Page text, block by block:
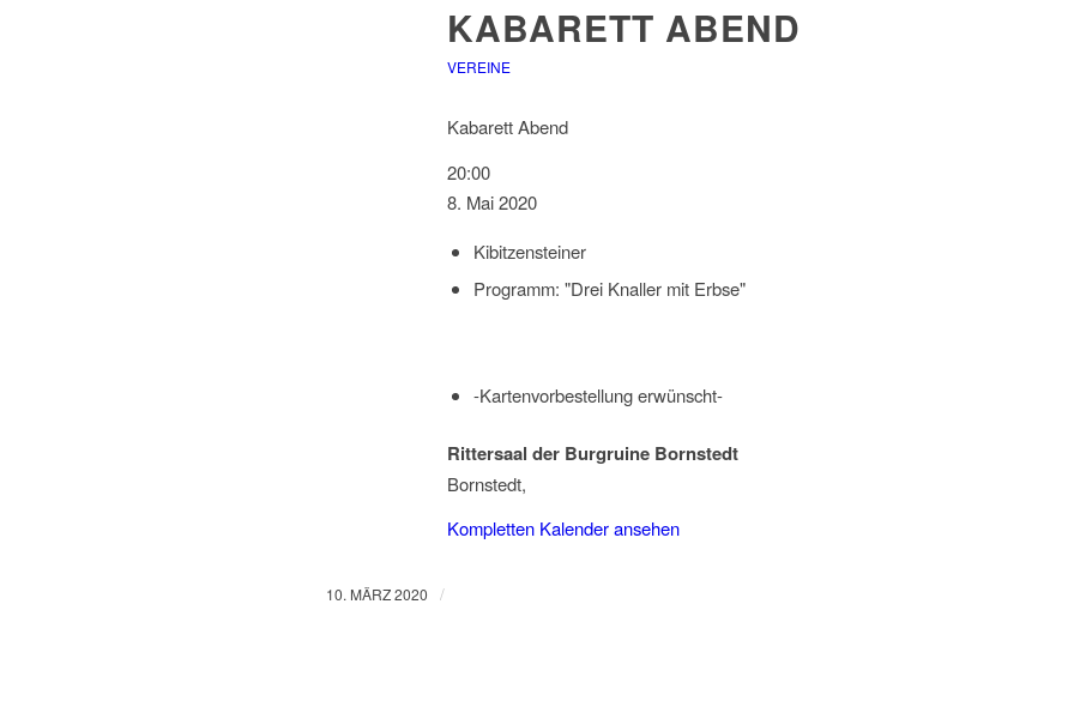
KABARETT ABEND
VEREINE
Kabarett Abend
20:00
8. Mai 2020
Kibitzensteiner
Programm: "Drei Knaller mit Erbse"
-Kartenvorbestellung erwünscht-
Rittersaal der Burgruine Bornstedt
Bornstedt,
Kompletten Kalender ansehen
10. MÄRZ 2020 /